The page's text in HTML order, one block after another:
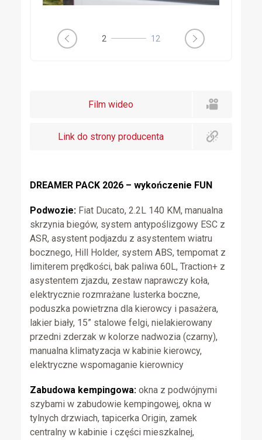
3 12
Film wideo
Link do strony producenta
DREAMER PACK 2026 – wykończenie FUN
Podwozie:Fiat Ducato, 2.2L 140 KM, manualna
skrzynia biegów, system antypoślizgowy ESC z
ASR, asystent podjazdu z asystentem wiatru
bocznego, Hill Holder, system ABS, tempomat z
limiterem prędkości, bak paliwa 60L, Traction+ z
asystentem zjazdu, zestaw naprawczy koła,
elektrycznie rozmrażane lusterka boczne,
poduszka powietrzna dla kierowcy i pasażera,
lakier biały, 15” stalowe felgi, nielakierowany
przedni zderzak w kolorze nadwozia (czarny),
manualna klimatyzacja w kabinie kierowcy,
elektryczne wspomaganie kierownicy
Zabudowa kempingowa:okna z podwójnymi
szybami w zabudowie kempingowej, okna w
tylnych drzwiach, tapicerka Origin, zamek
centralny w kabinie i części mieszkalnej,